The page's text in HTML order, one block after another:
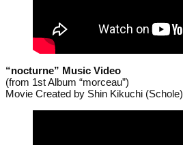
“nocturne” Music Video
(from 1st Album “morceau”)
Movie Created by Shin Kikuchi (Schole)